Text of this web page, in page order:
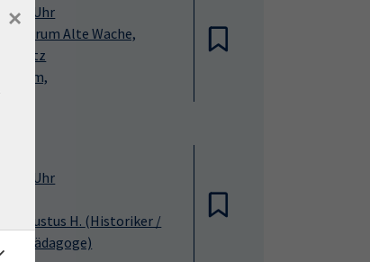
12:30
Uhr
Alte Wache,
Pillnitz
Uhr
Dr. Justus H. (Historiker /
/ Pädagoge)
×